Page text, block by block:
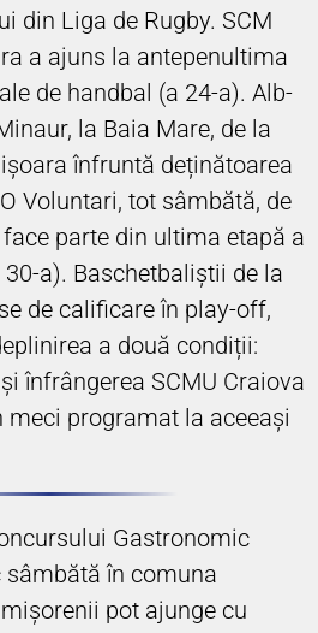
din Liga de Rugby. SCM
a ajuns la antepenultima
de handbal (a 24-a). Alb-
la Baia Mare, de la
înfruntă deținătoarea
Voluntari, tot sâmbătă, de
parte din ultima etapă a
a). Baschetbaliștii de la
de calificare în play-off,
a două condiții:
înfrângerea SCMU Craiova
meci programat la aceeași
Gastronomic
în comuna
pot ajunge cu